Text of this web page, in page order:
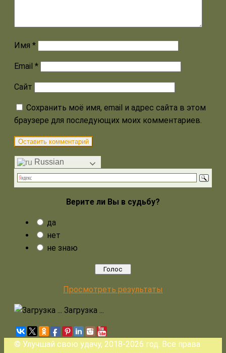
Имя *
Email *
Сайт
Сохранить моё имя, email и адрес сайта в этом
браузере для последующих моих комментариев.
Russian
Верите ли Вы в судьбу?
да
нет
не знаю
Просмотреть результаты
Загрузка ...
© Улучшай свою удачу, 2018-2026 год. Все права